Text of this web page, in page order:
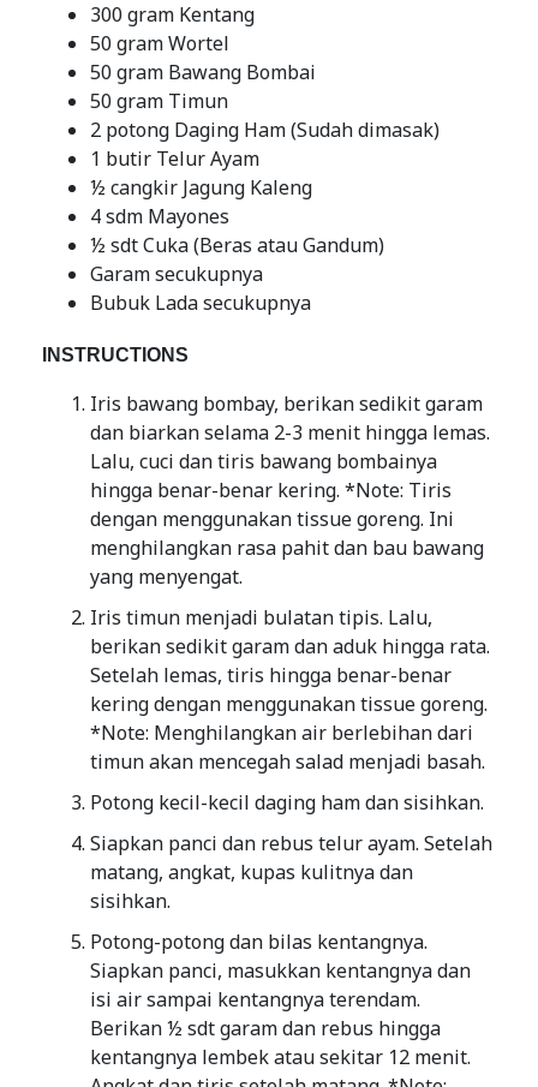
300 gram Kentang
50 gram Wortel
50 gram Bawang Bombai
50 gram Timun
2 potong Daging Ham (Sudah dimasak)
1 butir Telur Ayam
½ cangkir Jagung Kaleng
4 sdm Mayones
½ sdt Cuka (Beras atau Gandum)
Garam secukupnya
Bubuk Lada secukupnya
INSTRUCTIONS
Iris bawang bombay, berikan sedikit garam
dan biarkan selama 2-3 menit hingga lemas.
Lalu, cuci dan tiris bawang bombainya
hingga benar-benar kering. *Note: Tiris
dengan menggunakan tissue goreng. Ini
menghilangkan rasa pahit dan bau bawang
yang menyengat.
Iris timun menjadi bulatan tipis. Lalu,
berikan sedikit garam dan aduk hingga rata.
Setelah lemas, tiris hingga benar-benar
kering dengan menggunakan tissue goreng.
*Note: Menghilangkan air berlebihan dari
timun akan mencegah salad menjadi basah.
Potong kecil-kecil daging ham dan sisihkan.
Siapkan panci dan rebus telur ayam. Setelah
matang, angkat, kupas kulitnya dan
sisihkan.
Potong-potong dan bilas kentangnya.
Siapkan panci, masukkan kentangnya dan
isi air sampai kentangnya terendam.
Berikan ½ sdt garam dan rebus hingga
kentangnya lembek atau sekitar 12 menit.